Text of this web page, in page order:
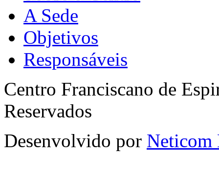
A Sede
Objetivos
Responsáveis
Centro Franciscano de
Reservados
Desenvolvido por Neticom